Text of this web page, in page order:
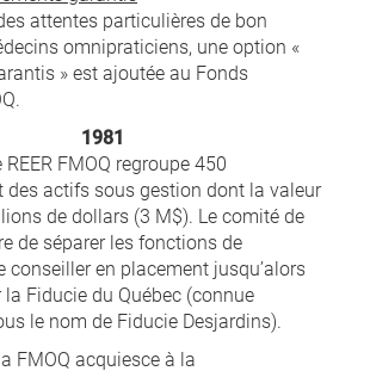
attentes particulières de bon
omnipraticiens, une option «
» est ajoutée au Fonds
1981
FMOQ regroupe 450
des actifs sous gestion dont la valeur
de dollars (3 M$). Le comité de
de séparer les fonctions de
conseiller en placement jusqu’alors
Fiducie du Québec (connue
le nom de Fiducie Desjardins).
FMOQ acquiesce à la